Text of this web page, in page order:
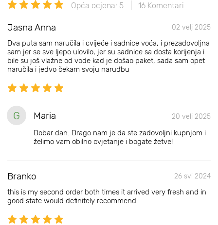
Opća ocjena: 5 16 Komentari
Jasna Anna 02 velj 2025
Dva puta sam naručila i cvijeće i sadnice voća, i prezadovoljna
sam jer se sve ljepo ulovilo, jer su sadnice sa dosta korijenja i
bile su još vlažne od vode kad je došao paket, sada sam opet
naručila i jedvo čekam svoju naruđbu
G Maria 20 velj 2025
Dobar dan. Drago nam je da ste zadovoljni kupnjom i
želimo vam obilno cvjetanje i bogate žetve!
Branko 26 svi 2024
this is my second order both times it arrived very fresh and in
good state would definitely recommend